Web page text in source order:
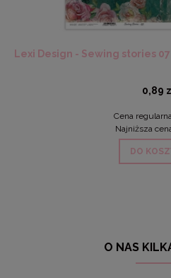
Lexi Design - Sewing stories
0,89
Cena
Najniższa
DO
O NAS